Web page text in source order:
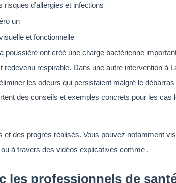
risques d’allergies et infections
un
et fonctionnelle
ont créé une charge bactérienne
respirable. Dans une autre intervention à
les odeurs qui persistaient malgré le
des conseils et exemples concrets pour les cas
des progrès réalisés. Vous pouvez notamment
à travers des vidéos explicatives comme .
les professionnels de